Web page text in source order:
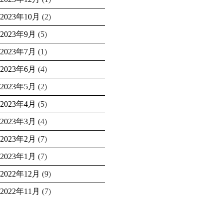
2023年10月 (2)
2023年9月 (5)
2023年7月 (1)
2023年6月 (4)
2023年5月 (2)
2023年4月 (5)
2023年3月 (4)
2023年2月 (7)
2023年1月 (7)
2022年12月 (9)
2022年11月 (7)